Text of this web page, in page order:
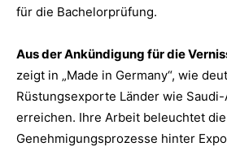
für die Bachelorprüfung.
Aus der Ankündigung für die
zeigt in „Made in Germany“, wie
Rüstungsexporte Länder wie
erreichen. Ihre Arbeit beleuchtet
Genehmigungsprozesse hinter